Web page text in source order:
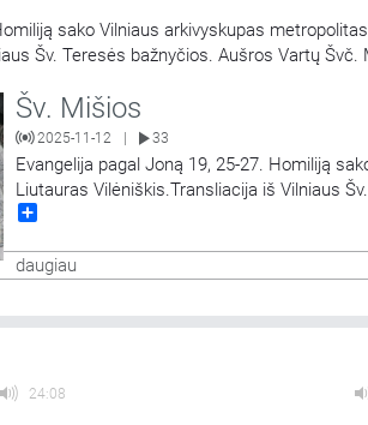
sako Vilniaus arkivyskupas metropolitas
Šv. Teresės bažnyčios. Aušros Vartų Švč.
Šv. Mišios
2025-11-12 33
Evangelija pagal Joną 19, 25-27. Homiliją
Liutauras Vilėniškis.Transliacija iš Vilniaus
bažnyčios. Aušros Vartų Švč. Mergelės
daugiau
24:08